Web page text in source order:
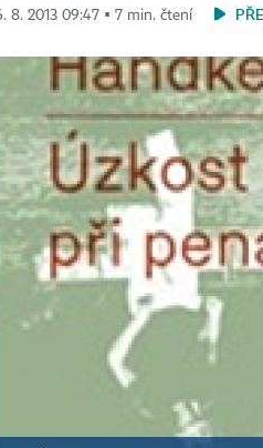
8. 2013 09:47 ▪ 7 min. čtení